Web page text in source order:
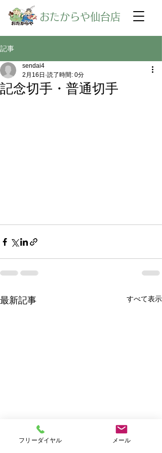
​おたからや仙台店
記事
記念切手・普通切手
sendai4
2月16日 読了時間: 0分
最新記事 すべて表示
フリーダイヤル メール